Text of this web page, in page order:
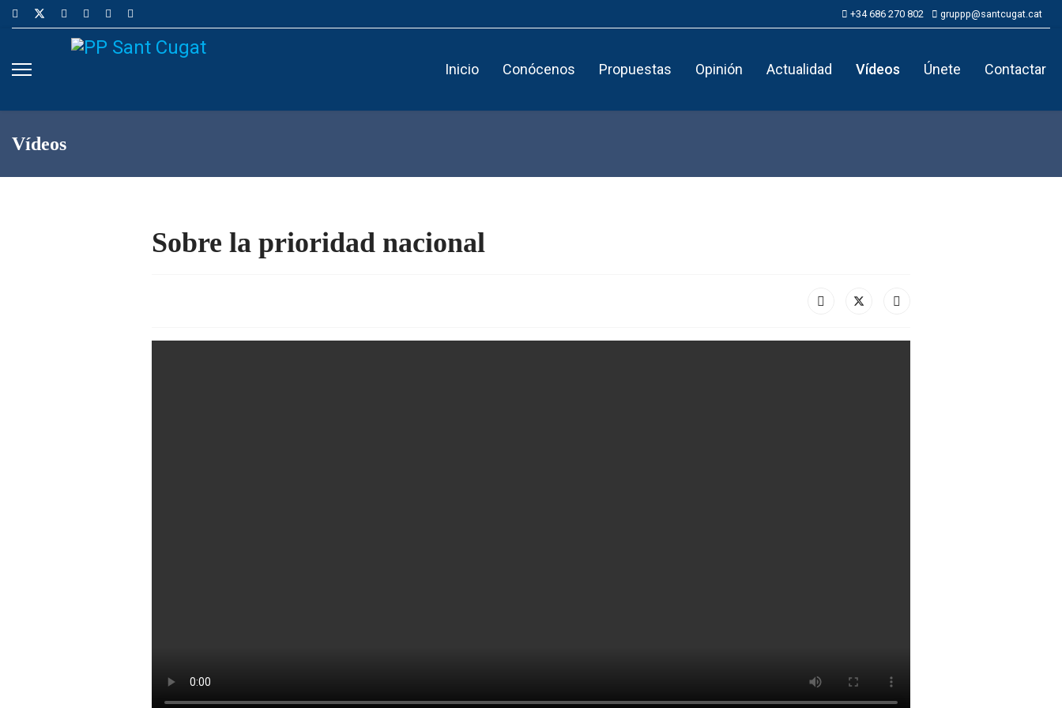
+34 686 270 802 gruppp@santcugat.cat
Inicio Conócenos Propuestas Opinión Actualidad Vídeos Únete Contactar
Vídeos
Sobre la prioridad nacional